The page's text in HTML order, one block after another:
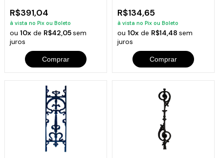
R$391,04
à vista no Pix ou Boleto
ou10x de R$42,05sem
juros
Comprar
R$134,65
à vista no Pix ou Boleto
ou 10xde R$14,48 sem
juros
Comprar